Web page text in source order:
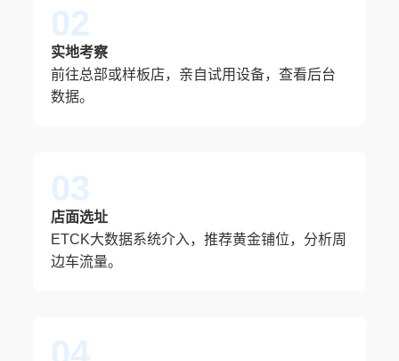
02
实地考察
前往总部或样板店，亲自试用设备，查看后台
数据。
03
店面选址
ETCK大数据系统介入，推荐黄金铺位，分析周
边车流量。
04